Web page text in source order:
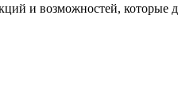
и возможностей, которые